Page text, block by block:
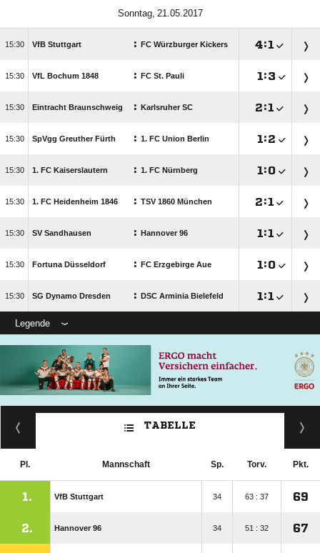
 
 VfB Stuttgart : FC Würzburger Kickers :
 VfL Bochum 1848 : FC St. Pauli  :
 Eintracht Braunschweig : Karlsruher SC :
 SpVgg Greuther Fürth : 1. FC Union Berlin  :
 1. FC Kaiserslautern : 1. FC Nürnberg  :
 1. FC Heidenheim 1846 : TSV 1860 München :
 SV Sandhausen : Hannover 96  :
 Fortuna Düsseldorf : FC Erzgebirge Aue  :
 SG Dynamo Dresden : DSC Arminia Bielefeld  :
Legende
TABELLE
Pl. Mannschaft Sp. Torv. Pkt.
1. VfB Stuttgart 34 63 : 37 69
2. Hannover 96 34 51 : 32 67